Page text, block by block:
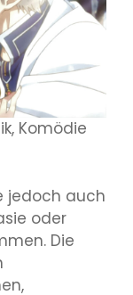
Komödie
jedoch auch
oder
Die